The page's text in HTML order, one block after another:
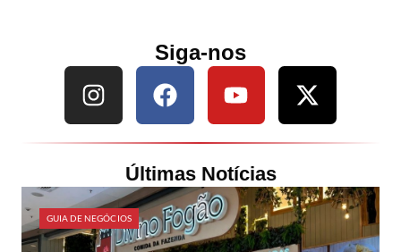
Siga-nos
Últimas Notícias
GUIA DE NEGÓCIOS